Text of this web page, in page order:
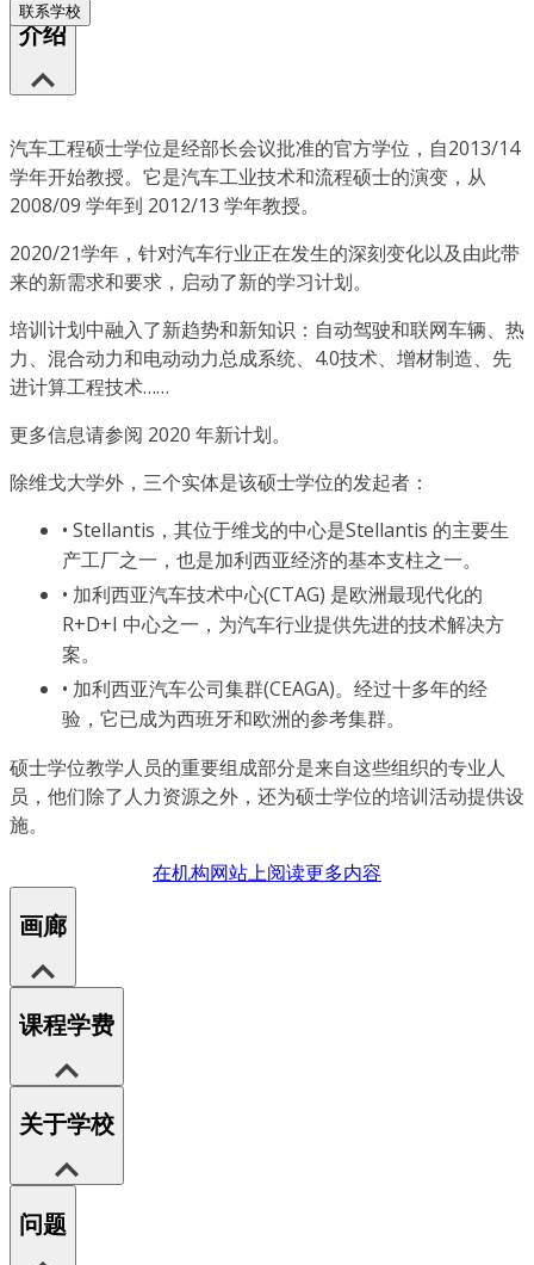
联系学校
介绍
汽车工程硕士学位是经部长会议批准的官方学位，自2013/14
学年开始教授。它是汽车工业技术和流程硕士的演变，从
2008/09 学年到 2012/13 学年教授。
2020/21学年，针对汽车行业正在发生的深刻变化以及由此带
来的新需求和要求，启动了新的学习计划。
培训计划中融入了新趋势和新知识：自动驾驶和联网车辆、热
力、混合动力和电动动力总成系统、4.0技术、增材制造、先
进计算工程技术……
更多信息请参阅 2020 年新计划。
除维戈大学外，三个实体是该硕士学位的发起者：
• Stellantis，其位于维戈的中心是Stellantis 的主要生
产工厂之一，也是加利西亚经济的基本支柱之一。
• 加利西亚汽车技术中心(CTAG) 是欧洲最现代化的
R+D+I 中心之一，为汽车行业提供先进的技术解决方
案。
• 加利西亚汽车公司集群(CEAGA)。经过十多年的经
验，它已成为西班牙和欧洲的参考集群。
硕士学位教学人员的重要组成部分是来自这些组织的专业人
员，他们除了人力资源之外，还为硕士学位的培训活动提供设
施。
在机构网站上阅读更多内容
画廊
课程学费
关于学校
问题